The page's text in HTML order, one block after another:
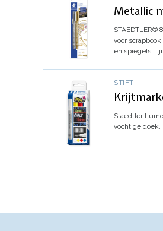
Metallic
voor
en spiegels
STIFT
Staedtler
vochtige doek.